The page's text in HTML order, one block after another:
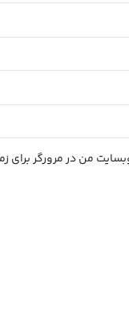
من در مرورگر